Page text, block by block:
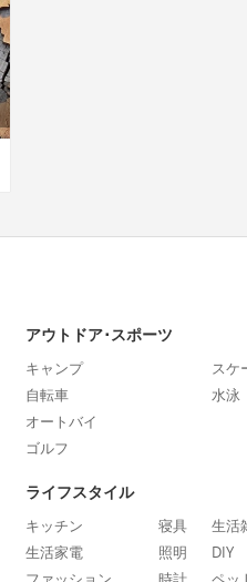
アウトドア･スポーツ
キャンプ
自転車
オートバイ
ゴルフ
スケ
水泳
ライフスタイル
キッチン
生活家電
寝具
照明
生活
DIY